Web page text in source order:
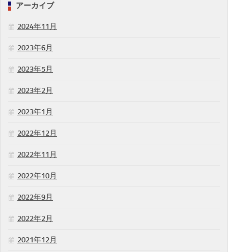
アーカイブ
2024年11月
2023年6月
2023年5月
2023年2月
2023年1月
2022年12月
2022年11月
2022年10月
2022年9月
2022年2月
2021年12月